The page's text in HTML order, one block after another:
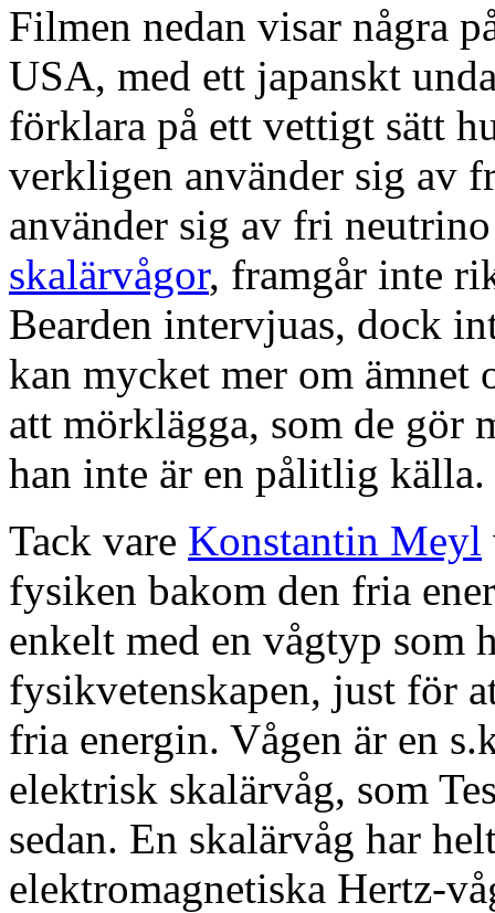
Filmen nedan visar några
USA, med ett japanskt
förklara på ett vettigt sätt
verkligen använder sig av
använder sig av fri
skalärvågor, framgår inte
Bearden intervjuas, dock
kan mycket mer om ämnet
att mörklägga, som de gör
han inte är en pålitlig källa.
Tack vare Konstantin Meyl
fysiken bakom den fria
enkelt med en vågtyp som
fysikvetenskapen, just för
fria energin. Vågen är en
elektrisk skalärvåg, som
sedan. En skalärvåg har
elektromagnetiska Hertz-